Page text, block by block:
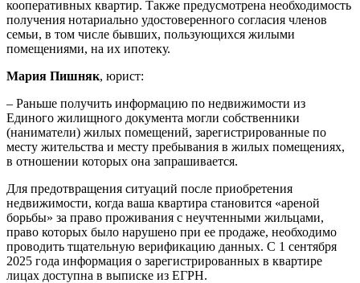
кооперативных квартир. Также предусмотрена необходимость
получения нотариально удостоверенного согласия членов
семьи, в том числе бывших, пользующихся жилыми
помещениями, на их ипотеку.
Мария Пишняк, юрист:
– Раньше получить информацию по недвижимости из
Единого жилищного документа могли собственники
(наниматели) жилых помещений, зарегистрированные по
месту жительства и месту пребывания в жилых помещениях,
в отношении которых она запрашивается.
Для предотвращения ситуаций после приобретения
недвижимости, когда ваша квартира становится «ареной
борьбы» за право проживания с неучтенными жильцами,
право которых было нарушено при ее продаже, необходимо
проводить тщательную верификацию данных. С 1 сентября
2025 года информация о зарегистрированных в квартире
лицах доступна в выписке из ЕГРН.